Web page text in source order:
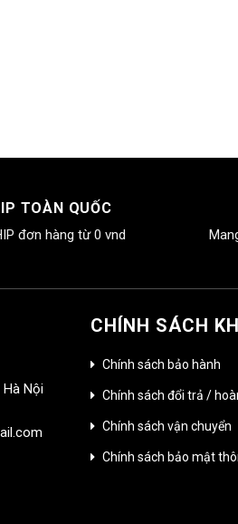
TOÀN QUỐC
đơn hàng từ 0 vnd
Nội
CHÍNH SÁCH
Chính sách bảo hành
Chính sách đổi trả /
Chính sách vận chuyển
Chính sách bảo mật